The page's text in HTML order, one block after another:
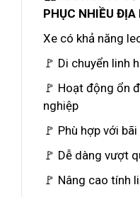
PHỤC NHIỀU ĐỊA
Xe có khả năng
🚩 Di chuyển linh
🚩 Hoạt động ổn
nghiệp
🚩 Phù hợp với
🚩 Dễ dàng vượt
🚩 Nâng cao tính